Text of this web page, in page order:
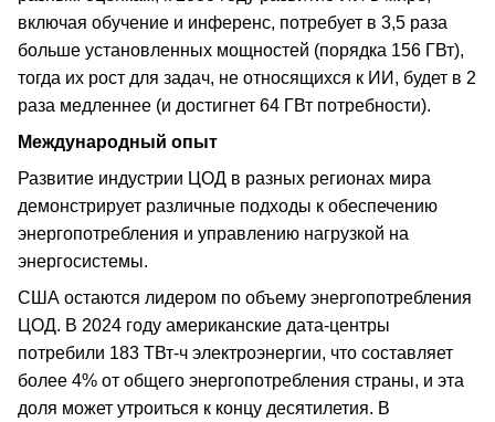
включая обучение и инференс, потребует в 3,5 раза
больше установленных мощностей (порядка 156 ГВт),
тогда их рост для задач, не относящихся к ИИ, будет в 2
раза медленнее (и достигнет 64 ГВт потребности).
Международный опыт
Развитие индустрии ЦОД в разных регионах мира
демонстрирует различные подходы к обеспечению
энергопотребления и управлению нагрузкой на
энергосистемы.
США остаются лидером по объему энергопотребления
ЦОД. В 2024 году американские дата-центры
потребили 183 ТВт-ч электроэнергии, что составляет
более 4% от общего энергопотребления страны, и эта
доля может утроиться к концу десятилетия. В